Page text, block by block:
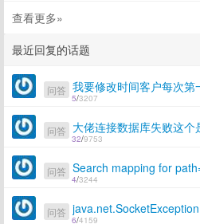
查看更多»
最近回复的话题
5/3207
问答
32/9753
问答 大佬连接数据库失败这个
4/3244
问答
6/4159
问答